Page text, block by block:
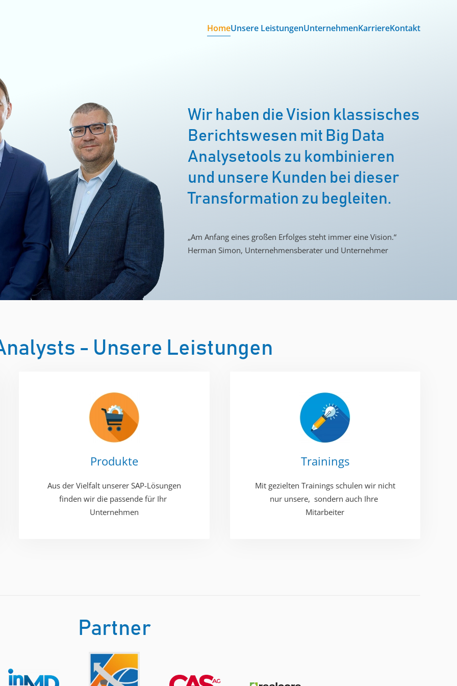
HomeUnsere LeistungenUnternehmenKarriereKontakt
Wir haben die Vision klassisches
Berichtswesen mit Big Data
Analysetools zu kombinieren
und unsere Kunden bei dieser
Transformation zu begleiten.
„Am Anfang eines großen Erfolges steht immer eine Vision.“​
Herman Simon, Unternehmensberater und Unternehmer​
- Unsere Leistungen
Produkte
Aus der Vielfalt unserer SAP-Lösungen
finden wir die passende für Ihr ​
Unternehmen
Trainings
Mit gezielten Trainings schulen wir nicht
nur unsere, ​ sondern auch Ihre ​
Mitarbeiter
Partner